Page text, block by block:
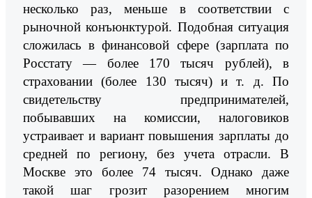
несколько раз, меньше в соответствии с
рыночной конъюнктурой. Подобная ситуация
сложилась в финансовой сфере (зарплата по
Росстату — более 170 тысяч рублей), в
страховании (более 130 тысяч) и т. д. По
свидетельству предпринимателей,
побывавших на комиссии, налоговиков
устраивает и вариант повышения зарплаты до
средней по региону, без учета отрасли. В
Москве это более 74 тысяч. Однако даже
такой шаг грозит разорением многим